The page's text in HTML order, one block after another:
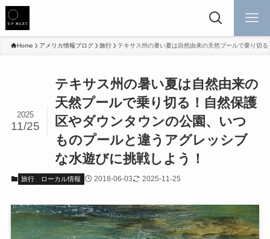
Home アメリカ情報ブログ 旅行 テキサス州の暑い夏は自然由来の天然プールで乗り切
テキサス州の暑い夏は自然由来の
天然プールで乗り切る！自然保護
区やダウンタウンの公園、いつ
ものプールと違うアグレッシブ
な水遊びに挑戦しよう！
2025
11/25
旅行 ローカル情報 2018-06-03 2025-11-25